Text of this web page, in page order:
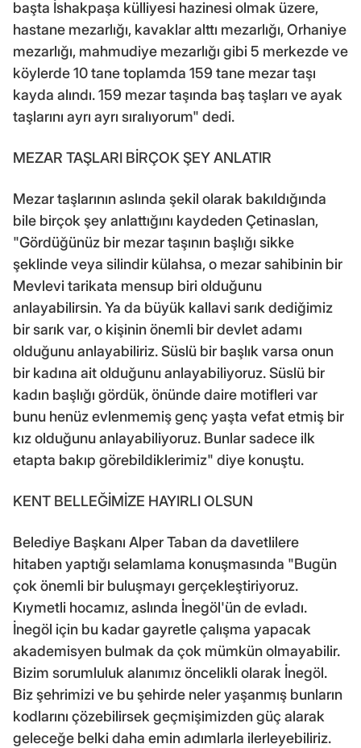
başta İshakpaşa külliyesi hazinesi olmak üzere,
hastane mezarlığı, kavaklar alttı mezarlığı, Orhaniye
mezarlığı, mahmudiye mezarlığı gibi 5 merkezde ve
köylerde 10 tane toplamda 159 tane mezar taşı
kayda alındı. 159 mezar taşında baş taşları ve ayak
taşlarını ayrı ayrı sıralıyorum" dedi.
MEZAR TAŞLARI BİRÇOK ŞEY ANLATIR
Mezar taşlarının aslında şekil olarak bakıldığında
bile birçok şey anlattığını kaydeden Çetinaslan,
"Gördüğünüz bir mezar taşının başlığı sikke
şeklinde veya silindir külahsa, o mezar sahibinin bir
Mevlevi tarikata mensup biri olduğunu
anlayabilirsin. Ya da büyük kallavi sarık dediğimiz
bir sarık var, o kişinin önemli bir devlet adamı
olduğunu anlayabiliriz. Süslü bir başlık varsa onun
bir kadına ait olduğunu anlayabiliyoruz. Süslü bir
kadın başlığı gördük, önünde daire motifleri var
bunu henüz evlenmemiş genç yaşta vefat etmiş bir
kız olduğunu anlayabiliyoruz. Bunlar sadece ilk
etapta bakıp görebildiklerimiz" diye konuştu.
KENT BELLEĞİMİZE HAYIRLI OLSUN
Belediye Başkanı Alper Taban da davetlilere
hitaben yaptığı selamlama konuşmasında "Bugün
çok önemli bir buluşmayı gerçekleştiriyoruz.
Kıymetli hocamız, aslında İnegöl'ün de evladı.
İnegöl için bu kadar gayretle çalışma yapacak
akademisyen bulmak da çok mümkün olmayabilir.
Bizim sorumluluk alanımız öncelikli olarak İnegöl.
Biz şehrimizi ve bu şehirde neler yaşanmış bunların
kodlarını çözebilirsek geçmişimizden güç alarak
geleceğe belki daha emin adımlarla ilerleyebiliriz.